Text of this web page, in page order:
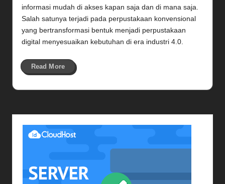
informasi mudah di akses kapan saja dan di mana saja.
Salah satunya terjadi pada perpustakaan konvensional
yang bertransformasi bentuk menjadi perpustakaan
digital menyesuaikan kebutuhan di era industri 4.0.
Read More